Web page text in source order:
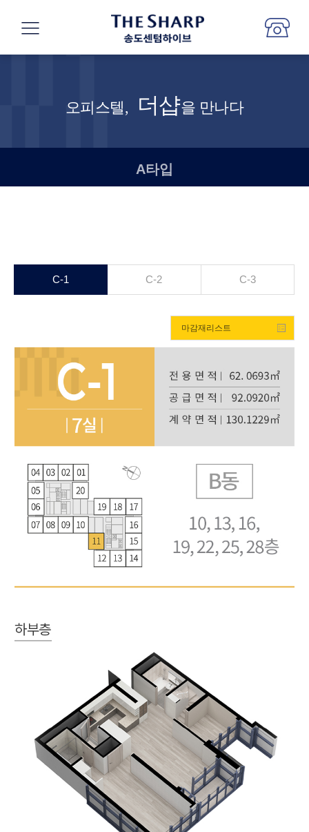
오피스텔, 더샵을 만나다
A타입
C-1 C-2 C-3
마감재리스트